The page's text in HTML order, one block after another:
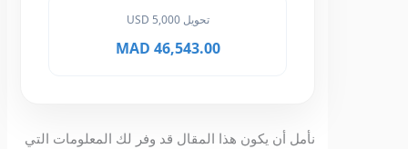
تحويل 5,000 USD
46,543.00 MAD
نأمل أن يكون هذا المقال قد وفر لك المعلومات التي